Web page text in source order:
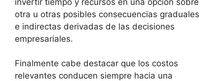
otra u otras posibles consecuencias graduales
e indirectas derivadas de las decisiones
empresariales.
Finalmente cabe destacar que los costos
relevantes conducen siempre hacia una